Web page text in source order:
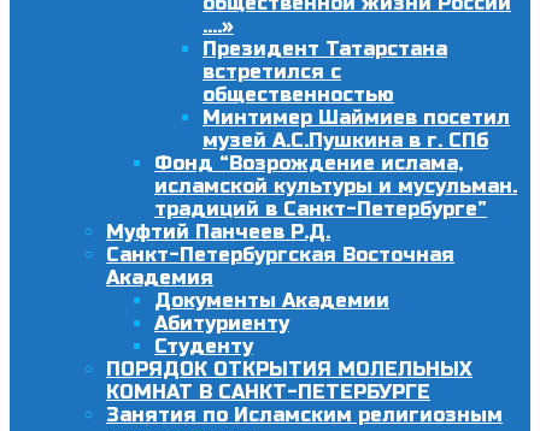
….»
Президент Татарстана
встретился с
общественностью
Минтимер Шаймиев посетил
музей А.С.Пушкина в г. СПб
Фонд “Возрождение ислама,
исламской культуры и мусульман.
традиций в Санкт-Петербурге”
Муфтий Панчеев Р.Д.
Санкт-Петербургская Восточная
Академия
Документы Академии
Абитуриенту
Студенту
ПОРЯДОК ОТКРЫТИЯ МОЛЕЛЬНЫХ
КОМНАТ В САНКТ-ПЕТЕРБУРГЕ
Занятия по Исламским религиозным